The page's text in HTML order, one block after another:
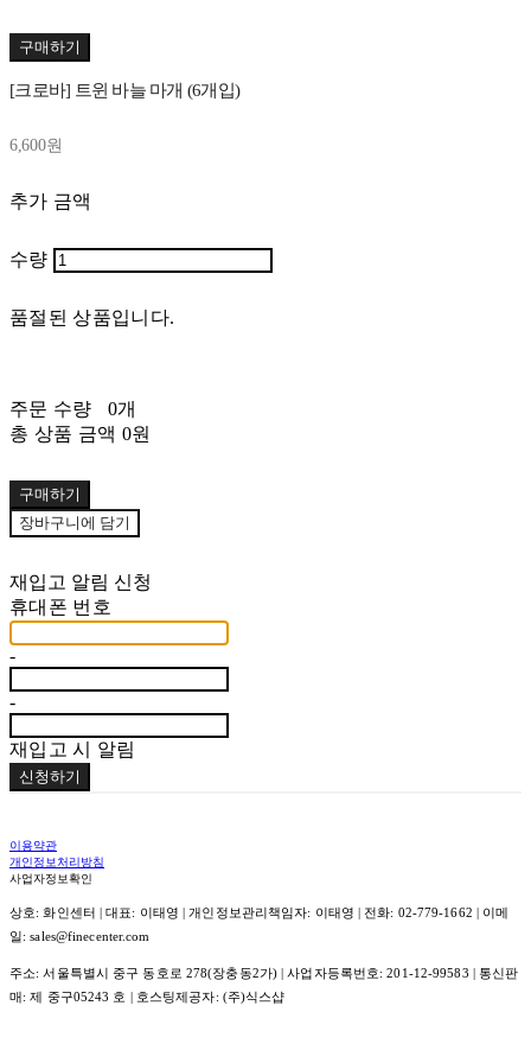
구매하기
[크로바] 트윈 바늘 마개 (6개입)
6,600원
추가 금액
수량
품절된 상품입니다.
주문 수량
0개
총 상품 금액 0원
구매하기
장바구니에 담기
재입고 알림 신청
휴대폰 번호
-
-
재입고 시 알림
신청하기
이용약관
개인정보처리방침
사업자정보확인
상호: 화인센터 | 대표: 이태영 | 개인정보관리책임자: 이태영 | 전화: 02-779-1662 | 이메
일: sales@finecenter.com
주소: 서울특별시 중구 동호로 278(장충동2가) | 사업자등록번호:201-12-99583 | 통신판
매:제 중구05243 호 | 호스팅제공자: (주)식스샵